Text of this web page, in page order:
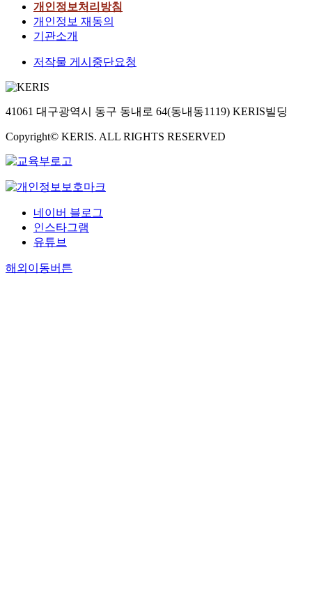
개인정보처리방침
개인정보 재동의
기관소개
저작물 게시중단요청
41061 대구광역시 동구 동내로 64(동내동1119) KERIS빌딩
Copyright© KERIS. ALL RIGHTS RESERVED
네이버 블로그
인스타그램
유튜브
해외이동버튼